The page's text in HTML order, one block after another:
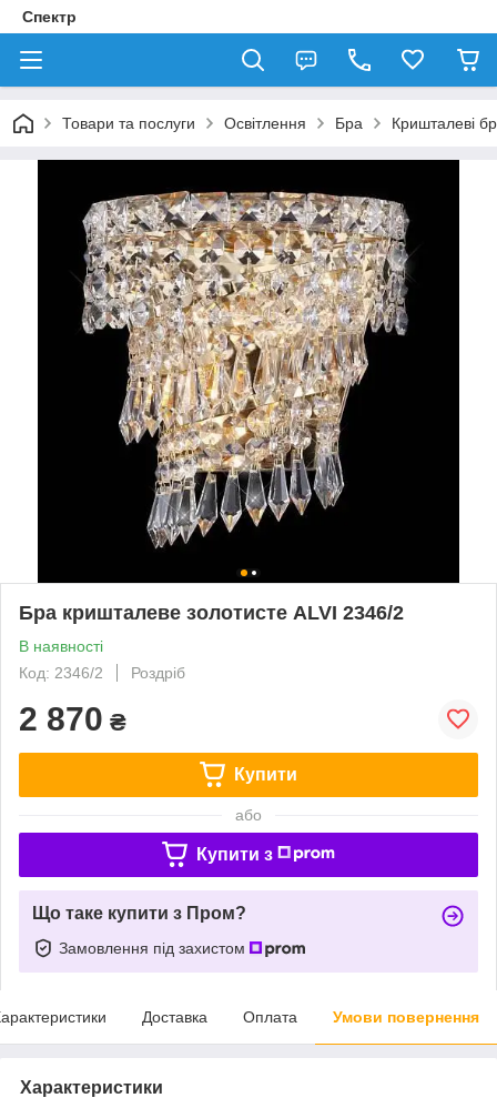
Спектр
Товари та послуги Освітлення Бра Кришталеві
Бра кришталеве золотисте ALVI 2346/2
В наявності
Код: 2346/2
Роздріб
2 870 ₴
Купити
або
Купити з
Що таке купити з Пром?
Замовлення під захистом
Доставка Оплата Умови повернення
Характеристики